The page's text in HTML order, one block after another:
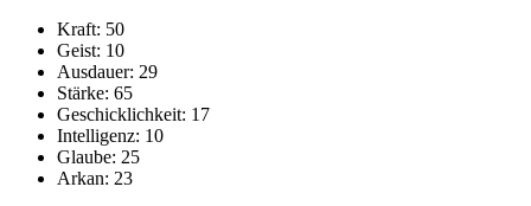
Kraft: 50
Geist: 10
Ausdauer: 29
Stärke: 65
Geschicklichkeit: 17
Intelligenz: 10
Glaube: 25
Arkan: 23